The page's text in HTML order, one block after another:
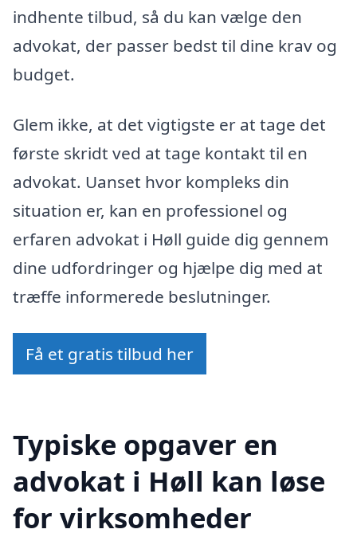
indhente tilbud, så du kan vælge den
advokat, der passer bedst til dine krav og
budget.
Glem ikke, at det vigtigste er at tage det
første skridt ved at tage kontakt til en
advokat. Uanset hvor kompleks din
situation er, kan en professionel og
erfaren advokat i Høll guide dig gennem
dine udfordringer og hjælpe dig med at
træffe informerede beslutninger.
Få et gratis tilbud her
Typiske opgaver en
advokat i Høll kan løse
for virksomheder